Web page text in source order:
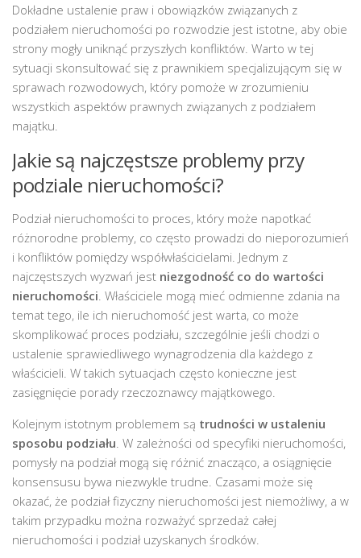
Dokładne ustalenie praw i obowiązków związanych z
podziałem nieruchomości po rozwodzie jest istotne, aby obie
strony mogły uniknąć przyszłych konfliktów. Warto w tej
sytuacji skonsultować się z prawnikiem specjalizującym się w
sprawach rozwodowych, który pomoże w zrozumieniu
wszystkich aspektów prawnych związanych z podziałem
majątku.
Jakie są najczęstsze problemy przy
podziale nieruchomości?
Podział nieruchomości to proces, który może napotkać
różnorodne problemy, co często prowadzi do nieporozumień
i konfliktów pomiędzy współwłaścicielami. Jednym z
najczęstszych wyzwań jest niezgodność co do wartości
nieruchomości . Właściciele mogą mieć odmienne zdania na
temat tego, ile ich nieruchomość jest warta, co może
skomplikować proces podziału, szczególnie jeśli chodzi o
ustalenie sprawiedliwego wynagrodzenia dla każdego z
właścicieli. W takich sytuacjach często konieczne jest
zasięgnięcie porady rzeczoznawcy majątkowego.
Kolejnym istotnym problemem są trudności w ustaleniu
sposobu podziału . W zależności od specyfiki nieruchomości,
pomysły na podział mogą się różnić znacząco, a osiągnięcie
konsensusu bywa niezwykle trudne. Czasami może się
okazać, że podział fizyczny nieruchomości jest niemożliwy, a w
takim przypadku można rozważyć sprzedaż całej
nieruchomości i podział uzyskanych środków.